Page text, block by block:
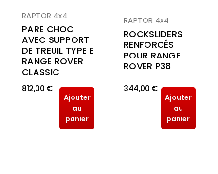
RAPTOR 4x4
PARE CHOC
AVEC SUPPORT
DE TREUIL TYPE E
RANGE ROVER
CLASSIC
812,00 €
Ajouter
au
panier
RAPTOR 4x4
ROCKSLIDERS
RENFORCÉS
POUR RANGE
ROVER P38
344,00 €
Ajouter
au
panier